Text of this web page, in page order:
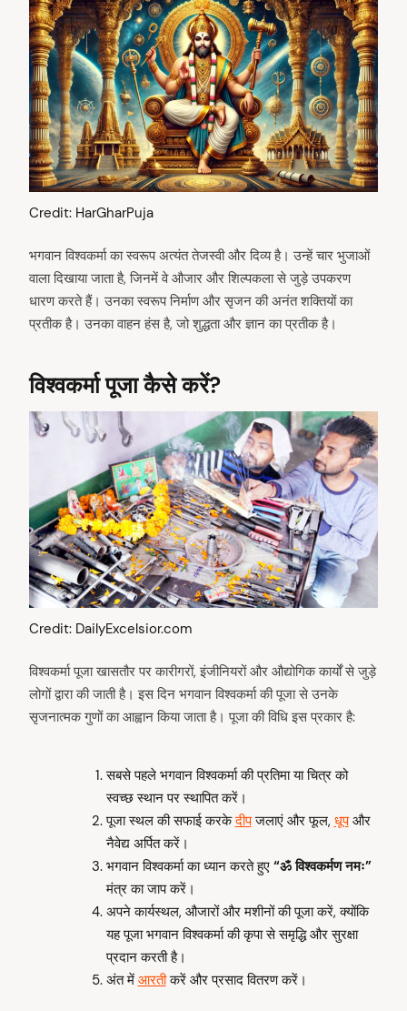
Credit: HarGharPuja
भगवान विश्वकर्मा का स्वरूप अत्यंत तेजस्वी और दिव्य है। उन्हें चार भुजाओं
वाला दिखाया जाता है, जिनमें वे औजार और शिल्पकला से जुड़े उपकरण
धारण करते हैं। उनका स्वरूप निर्माण और सृजन की अनंत शक्तियों का
प्रतीक है। उनका वाहन हंस है, जो शुद्धता और ज्ञान का प्रतीक है।
विश्वकर्मा पूजा कैसे करें?
Credit: DailyExcelsior.com
विश्वकर्मा पूजा खासतौर पर कारीगरों, इंजीनियरों और औद्योगिक कार्यों से जुड़े
लोगों द्वारा की जाती है। इस दिन भगवान विश्वकर्मा की पूजा से उनके
सृजनात्मक गुणों का आह्वान किया जाता है। पूजा की विधि इस प्रकार है:
सबसे पहले भगवान विश्वकर्मा की प्रतिमा या चित्र को
स्वच्छ स्थान पर स्थापित करें।
पूजा स्थल की सफाई करकेदीपजलाएं और फूल, धूपऔर
नैवेद्य अर्पित करें।
भगवान विश्वकर्मा का ध्यान करते हुए “ॐ विश्वकर्मण नमः”
मंत्र का जाप करें।
अपने कार्यस्थल, औजारों और मशीनों की पूजा करें, क्योंकि
यह पूजा भगवान विश्वकर्मा की कृपा से समृद्धि और सुरक्षा
प्रदान करती है।
अंत में आरतीकरें और प्रसाद वितरण करें।